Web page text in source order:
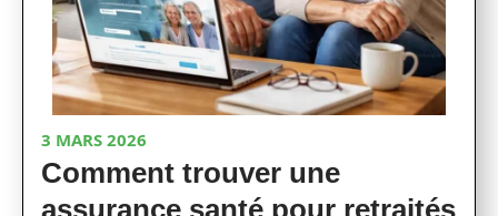
3 MARS 2026
Comment trouver une
assurance santé pour retraités